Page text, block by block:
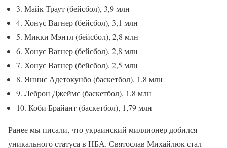
3. Майк Траут (бейсбол), 3,9 млн
4. Хонус Вагнер (бейсбол), 3,1 млн
5. Микки Мэнтл (бейсбол), 2,8 млн
6. Хонус Вагнер (бейсбол), 2,8 млн
7. Хонус Вагнер (бейсбол), 2,5 млн
8. Яннис Адетокунбо (баскетбол), 1,8 млн
9. Леброн Джеймс (баскетбол), 1,8 млн
10. Коби Брайант (баскетбол), 1,79 млн
Ранее мы писали, что украинский миллионер добился
уникального статуса в НБА. Святослав Михайлюк стал